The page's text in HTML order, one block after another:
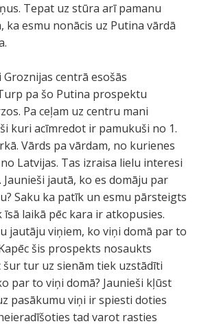
Tepat uz stūra arī pamanu
ka esmu nonācis uz Putina vārdā
centrā esošās
pa šo Putina prospektu
Pa ceļam uz centru mani
kuri acīmredot ir pamukuši no 1.
Vārds pa vārdam, no kurienes
Latvijas. Tas izraisa lielu interesi
Jaunieši jautā, ko es domāju par
Saku ka patīk un esmu pārsteigts
laikā pēc kara ir atkopusies.
jautāju viņiem, ko viņi domā par to
šis prospekts nosaukts
šur tur uz sienām tiek uzstādīti
par to viņi domā? Jaunieši kļūst
pasākumu viņi ir spiesti doties
tad varot rasties